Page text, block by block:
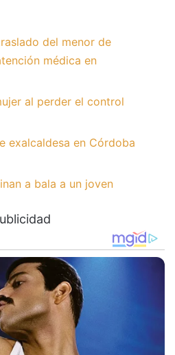
del menor de
médica en
al perder el control
exalcaldesa en Córdoba
a bala a un joven